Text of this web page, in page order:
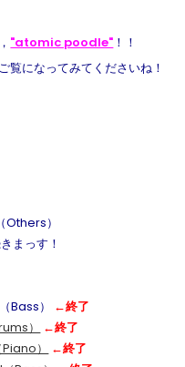
"atomic poodle" ！！
覧になってみてくださいね！
Others）
まっす！
Bass） ←終了
）
←終了
）
←終了